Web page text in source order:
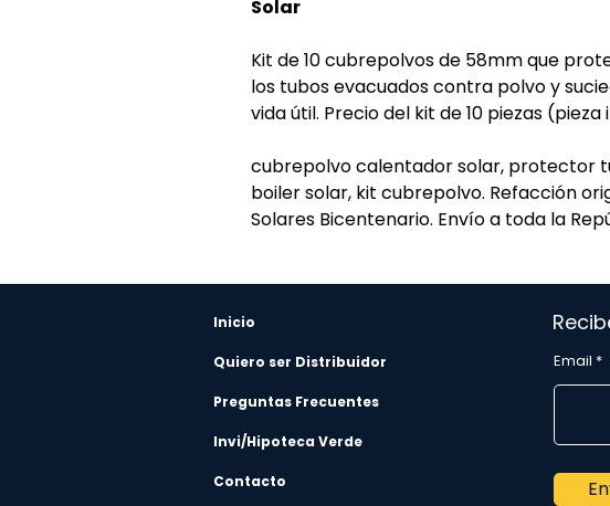
Solar
Kit de 10 cubrepolvos de 58mm que
los tubos evacuados contra polvo y
vida útil. Precio del kit de 10 piezas (pieza
cubrepolvo calentador solar, protector
boiler solar, kit cubrepolvo. Refacción
Solares Bicentenario. Envío a toda la
Inicio
Quiero ser Distribuidor
Preguntas Frecuentes
Invi/Hipoteca Verde
Contacto
Email